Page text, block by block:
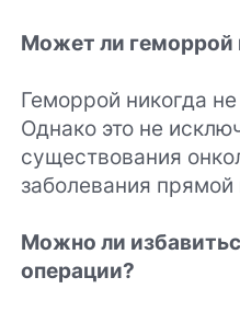
Может ли геморрой
Геморрой никогда
Однако это не
существования
заболевания
Можно ли
операции?